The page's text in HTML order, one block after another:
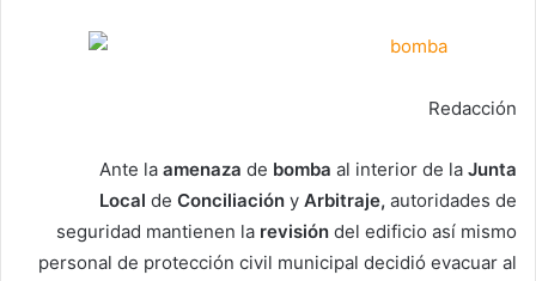
Redacción
Ante la amenaza de bomba al interior de la Junta
Local de Conciliación y Arbitraje, autoridades de
seguridad mantienen la revisión del edificio así mismo
personal de protección civil municipal decidió evacuar al